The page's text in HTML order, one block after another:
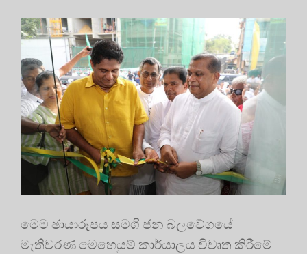
මෙම ඡායාරූපය සමගි ජන බලවේගයේ
මැතිවරණ මෙහෙයුම් කාර්යාලය විවෘත කිරීමේ